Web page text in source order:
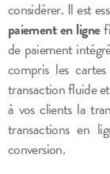
considérer. Il est
paiement en ligne
de paiement
compris les
transaction fluide
à vos clients la
transactions en
conversion.